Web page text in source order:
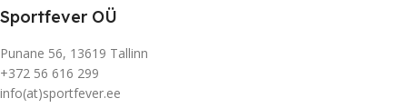
Sportfever OÜ
Punane 56, 13619 Tallinn
+372 56 616 299
info(at)sportfever.ee